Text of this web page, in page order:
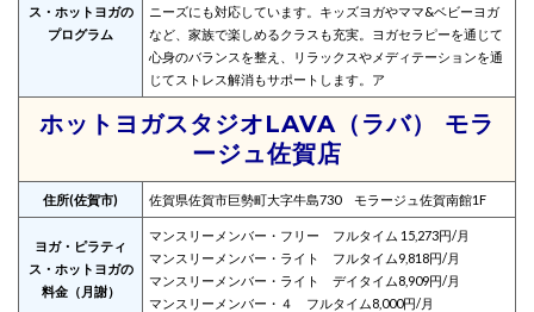
ス・ホットヨガの
プログラム
ニーズにも対応しています。キッズヨガやママ&ベビーヨガ
など、家族で楽しめるクラスも充実。ヨガセラピーを通じて
心身のバランスを整え、リラックスやメディテーションを通
じてストレス解消もサポートします。ア
ホットヨガスタジオLAVA（ラバ） モラ
ージュ佐賀店
住所(佐賀市) 佐賀県佐賀市巨勢町大字牛島730 モラージュ佐賀南館1F
ヨガ・ピラティ
ス・ホットヨガの
料金（月謝）
マンスリーメンバー・フリー フルタイム 15,273円/月
マンスリーメンバー・ライト フルタイム9,818円/月
マンスリーメンバー・ライト デイタイム8,909円/月
マンスリーメンバー・４ フルタイム8,000円/月